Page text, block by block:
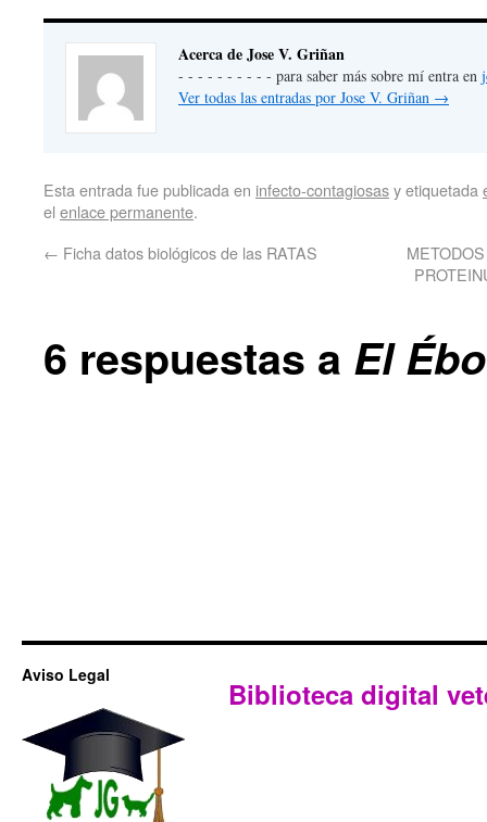
Acerca de Jose V. Griñan
- - - - - - - - - - para saber más sobre mí entra en
Ver todas las entradas por Jose V. Griñan →
Esta entrada fue publicada en infecto-contagiosasy etiquetada
el enlace permanente.
← Ficha datos biológicos de las RATAS
6 respuestas a El
Aviso Legal
Biblioteca digital